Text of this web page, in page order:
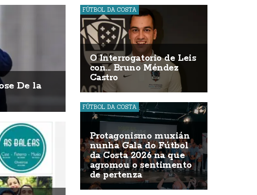
De la
FÚTBOL DA COSTA
O Interrogatorio de Leis
con... Bruno Méndez
Castro
FÚTBOL DA COSTA
Protagonismo muxián
nunha Gala do Fútbol
da Costa 2026 na que
agromou o sentimento
de pertenza